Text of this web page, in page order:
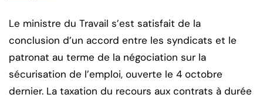
Le ministre du Travail s’est satisfait de la
conclusion d’un accord entre les syndicats et le
patronat au terme de la négociation sur la
sécurisation de l’emploi, ouverte le 4 octobre
dernier. La taxation du recours aux contrats à durée